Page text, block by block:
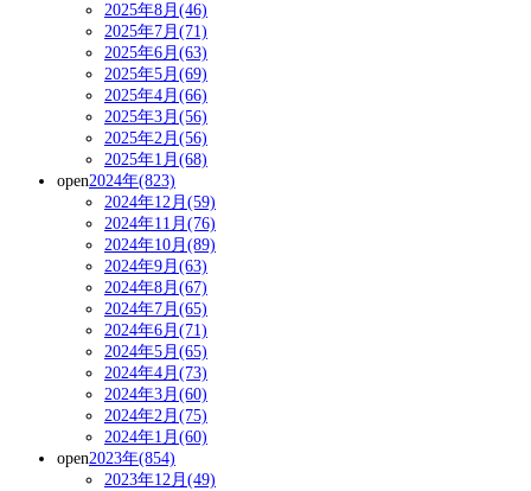
2025年8月(46)
2025年7月(71)
2025年6月(63)
2025年5月(69)
2025年4月(66)
2025年3月(56)
2025年2月(56)
2025年1月(68)
open2024年(823)
2024年12月(59)
2024年11月(76)
2024年10月(89)
2024年9月(63)
2024年8月(67)
2024年7月(65)
2024年6月(71)
2024年5月(65)
2024年4月(73)
2024年3月(60)
2024年2月(75)
2024年1月(60)
open2023年(854)
2023年12月(49)